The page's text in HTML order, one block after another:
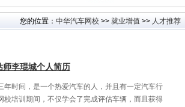
您的位置： 中华汽车网校>> 就业增值 >> 人才推荐
师李琨城个人简历
年时间，是一个热爱汽车的人，并且有一定汽车行
校培训期间，不仅学会了完成评估车辆，而且获得